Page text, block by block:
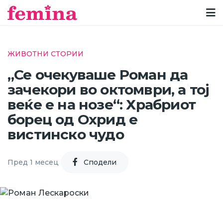
ЖИВОТНИ СТОРИИ
„Се очекуваше Роман да
зачекори во октомври, а тој
веќе е на нозе“: Храбриот
борец од Охрид е
вистинско чудо
Пред 1 месец Cподели